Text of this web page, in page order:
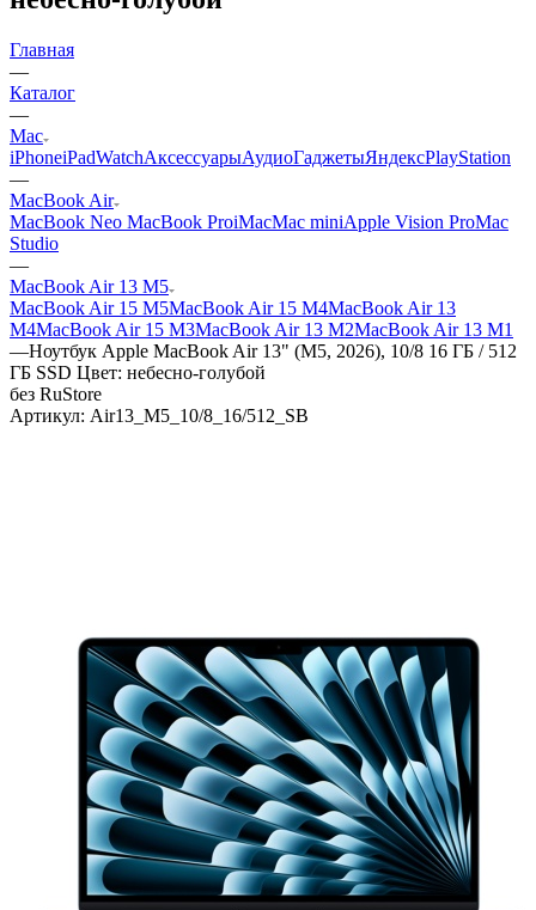
Главная
—
Каталог
—
Mac
iPhoneiPadWatchАксессуарыАудиоГаджетыЯндексPlayStation
—
MacBook Air
MacBook Neo MacBook ProiMacMac miniApple Vision ProMac
Studio
—
MacBook Air 13 M5
MacBook Air 15 M5MacBook Air 15 M4MacBook Air 13
M4MacBook Air 15 M3MacBook Air 13 M2MacBook Air 13 M1
—Ноутбук Apple MacBook Air 13" (M5, 2026), 10/8 16 ГБ / 512
ГБ SSD Цвет: небесно-голубой
без RuStore
Артикул: Air13_M5_10/8_16/512_SB